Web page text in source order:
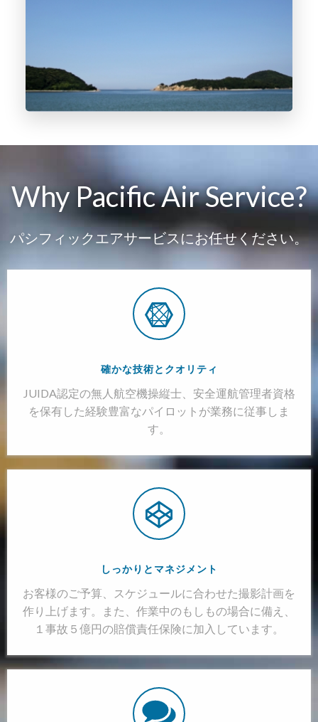
Why Pacific Air Service?
パシフィックエアサービスにお任せください。
確かな技術とクオリティ
JUIDA認定の無人航空機操縦士、安全運航管理者資格
を保有した経験豊富なパイロットが業務に従事しま
す。
しっかりとマネジメント
お客様のご予算、スケジュールに合わせた撮影計画を
作り上げます。また、作業中のもしもの場合に備え、
１事故５億円の賠償責任保険に加入しています。